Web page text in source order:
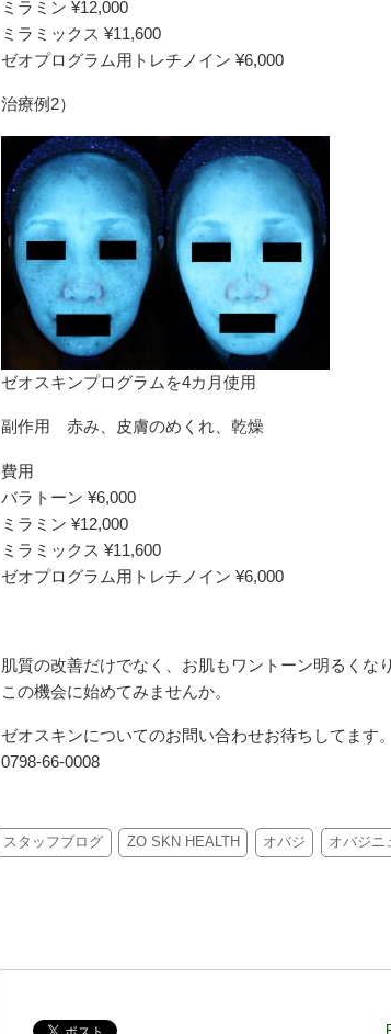
ミラミン ¥12,000
ミラミックス ¥11,600
ゼオプログラム用トレチノイン ¥6,000
治療例2）
ゼオスキンプログラムを4カ月使用
副作用 赤み、皮膚のめくれ、乾燥
費用
バラトーン ¥6,000
ミラミン ¥12,000
ミラミックス ¥11,600
ゼオプログラム用トレチノイン ¥6,000
肌質の改善だけでなく、お肌もワントーン明るくな
この機会に始めてみませんか。
ゼオスキンについてのお問い合わせお待ちしてます。
0798-66-0008
スタッフブログ ZO SKN HEALTH オバジ オバジニ